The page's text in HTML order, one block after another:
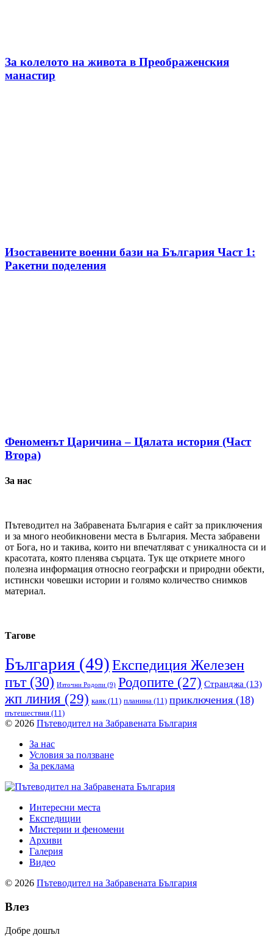
За колелото на живота в Преображенския
манастир
Изоставените военни бази на България Част 1:
Ракетни поделения
Феноменът Царичина – Цялата история (Част
Втора)
За нас
Пътеводител на Забравената България е сайт за приключения
и за много необикновени места в България. Места забравени
от Бога, но и такива, които ни впечатляват с уникалноста си и
красотата, която пленява сърцата. Тук ще откриете много
полезна информация относно географски и природни обекти,
истински човешки истории и голямо количество снимков
материал.
Тагове
България (49)Експедиция Железен
път(30) Източни Родопи (9) Родопите (27) Странджа (13)
жп линия (29) каяк(11) планина (11) приключения (18)
пътешествия (11)
© 2026 Пътеводител на Забравената България
За нас
Условия за ползване
За реклама
Интересни места
Експедиции
Мистерии и феномени
Архиви
Галерия
Видео
© 2026 Пътеводител на Забравената България
Влез
Добре дошъл